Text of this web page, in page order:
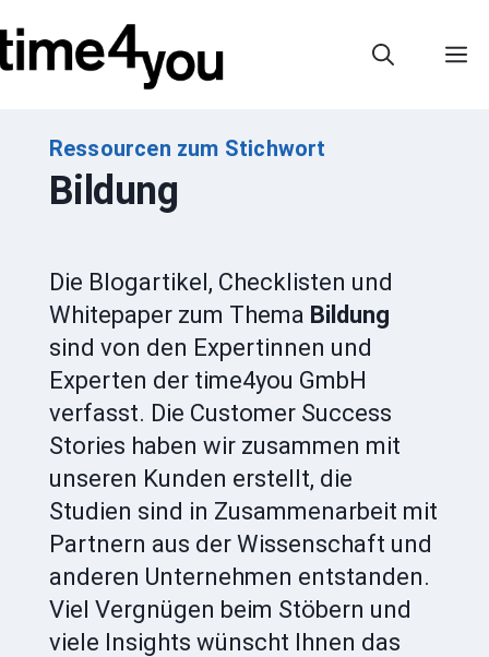
Inhalt
springen
Ressourcen zum Stichwort
Bildung
Die Blogartikel, Checklisten und
Whitepaper zum Thema Bildung
sind von den Expertinnen und
Experten der time4you GmbH
verfasst. Die Customer Success
Stories haben wir zusammen mit
unseren Kunden erstellt, die
Studien sind in Zusammenarbeit mit
Partnern aus der Wissenschaft und
anderen Unternehmen entstanden.
Viel Vergnügen beim Stöbern und
viele Insights wünscht Ihnen das